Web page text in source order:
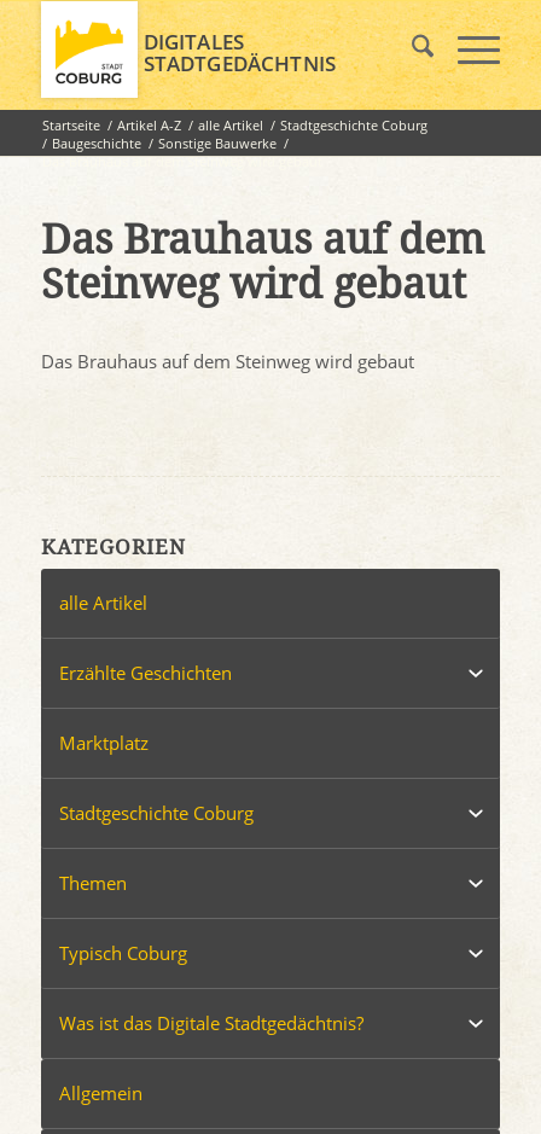
DIGITALES
STADTGEDÄCHTNIS
Startseite / Artikel A-Z / alle Artikel / Stadtgeschichte Coburg
/ Baugeschichte / Sonstige Bauwerke /
Das Brauhaus auf dem Steinweg wird gebaut
Das Brauhaus auf dem
Steinweg wird gebaut
Das Brauhaus auf dem Steinweg wird gebaut
KATEGORIEN
alle Artikel
Erzählte Geschichten
Marktplatz
Stadtgeschichte Coburg
Themen
Typisch Coburg
Was ist das Digitale Stadtgedächtnis?
Allgemein